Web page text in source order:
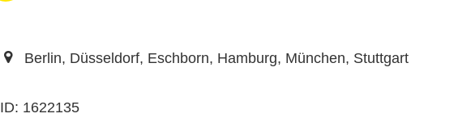
Berlin, Düsseldorf, Eschborn, Hamburg, München, Stuttgart
ID: 1622135